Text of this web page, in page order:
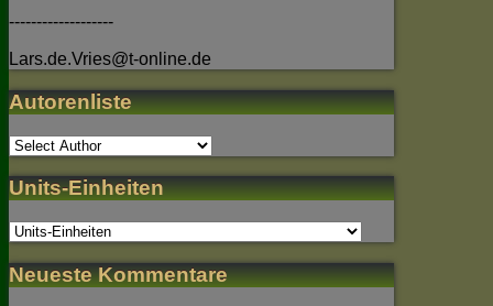
-------------------
Lars.de.Vries@t-online.de
Autorenliste
Units-Einheiten
Neueste Kommentare